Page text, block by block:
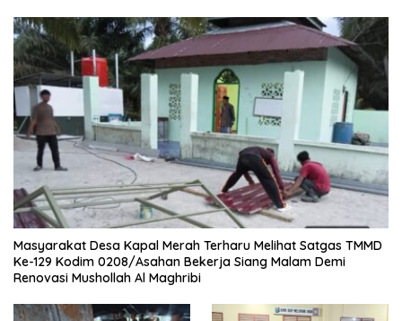
Masyarakat Desa Kapal Merah Terharu Melihat Satgas TMMD
Ke-129 Kodim 0208/Asahan Bekerja Siang Malam Demi
Renovasi Mushollah Al Maghribi